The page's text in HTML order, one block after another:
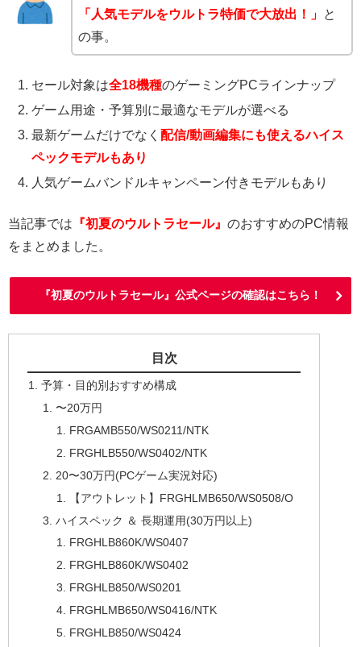
「人気モデルをウルトラ特価で大放出！」 と
の事。
セール対象は全18機種のゲーミングPCラインナップ
ゲーム用途・予算別に最適なモデルが選べる
最新ゲームだけでなく配信/動画編集にも使えるハイス
ペックモデルもあり
人気ゲームバンドルキャンペーン付きモデルもあり
当記事では 『初夏のウルトラセール』 のおすすめのPC情報
をまとめました。
『初夏のウルトラセール』公式ページの確認はこちら！
目次
予算・目的別おすすめ構成
〜20万円
FRGAMB550/WS0211/NTK
FRGHLB550/WS0402/NTK
20〜30万円(PCゲーム実況対応)
【アウトレット】FRGHLMB650/WS0508/O
ハイスペック ＆ 長期運用(30万円以上)
FRGHLB860K/WS0407
FRGHLB860K/WS0402
FRGHLB850/WS0201
FRGHLMB650/WS0416/NTK
FRGHLB850/WS0424